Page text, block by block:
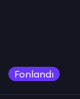
Fonlandı